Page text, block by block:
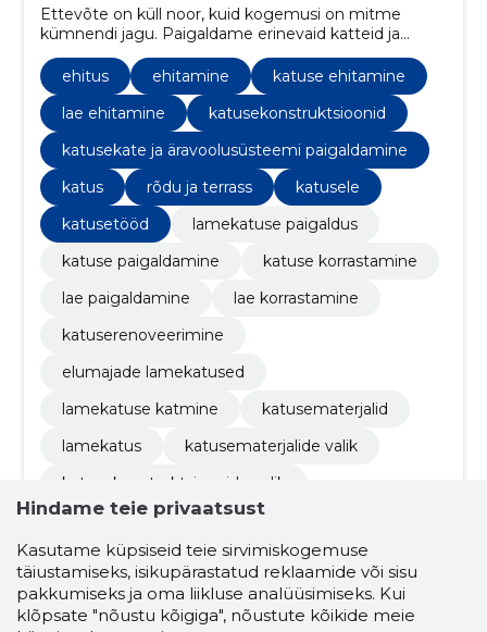
Ettevõte on küll noor, kuid kogemusi on mitme
kümnendi jagu. Paigaldame erinevaid katteid ja
soojustuslahendusi. Lisaks tegeleme ka vihmavee
äravoolu süsteemidega.
ehitus ehitamine
katuse ehitamine
lae ehitamine
katusekonstruktsioonid
katusekate ja äravoolusüsteemi paigaldamine
katus
rõdu ja terrass
katusele
katusetööd
lamekatuse paigaldus
katuse paigaldamine
katuse korrastamine
lae paigaldamine
lae korrastamine
katuserenoveerimine
elumajade lamekatused
lamekatuse katmine
katusematerjalid
lamekatus
katusematerjalide valik
katusekonstruktsioonide valik
katusekattematerjalid
katusematerjalide tootmine
katusekonstruktsioonide tootmine
Hindame teie privaatsust
Kasutame küpsiseid teie sirvimiskogemuse
täiustamiseks, isikupärastatud reklaamide või sisu
pakkumiseks ja oma liikluse analüüsimiseks. Kui
klõpsate "nõustu kõigiga", nõustute kõikide meie